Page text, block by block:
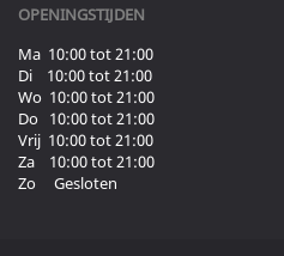
OPENINGSTIJDEN
Ma 10:00 tot 21:00
Di 10:00 tot 21:00
Wo 10:00 tot 21:00
Do 10:00 tot 21:00
Vrij 10:00 tot 21:00
Za 10:00 tot 21:00
Zo Gesloten